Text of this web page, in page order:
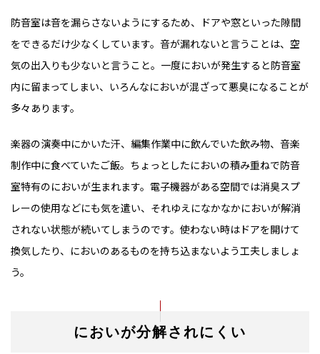
防音室は音を漏らさないようにするため、ドアや窓といった隙間
をできるだけ少なくしています。音が漏れないと言うことは、空
気の出入りも少ないと言うこと。一度においが発生すると防音室
内に留まってしまい、いろんなにおいが混ざって悪臭になることが
多々あります。
楽器の演奏中にかいた汗、編集作業中に飲んでいた飲み物、音楽
制作中に食べていたご飯。ちょっとしたにおいの積み重ねで防音
室特有のにおいが生まれます。電子機器がある空間では消臭スプ
レーの使用などにも気を遣い、それゆえになかなかにおいが解消
されない状態が続いてしまうのです。使わない時はドアを開けて
換気したり、においのあるものを持ち込まないよう工夫しましょ
う。
においが分解されにくい